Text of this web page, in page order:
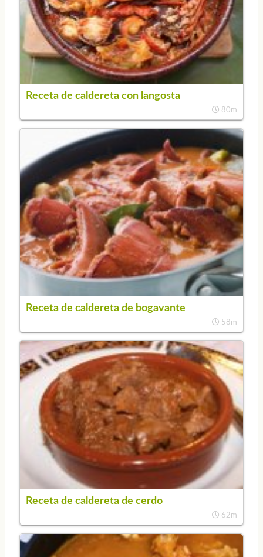
Receta de caldereta con langosta
80m
Receta de caldereta de bogavante
58m
Receta de caldereta de cerdo
62m